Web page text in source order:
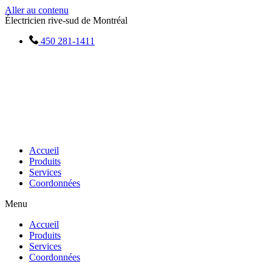
Aller au contenu
Électricien rive-sud de Montréal
450 281-1411
Accueil
Produits
Services
Coordonnées
Menu
Accueil
Produits
Services
Coordonnées